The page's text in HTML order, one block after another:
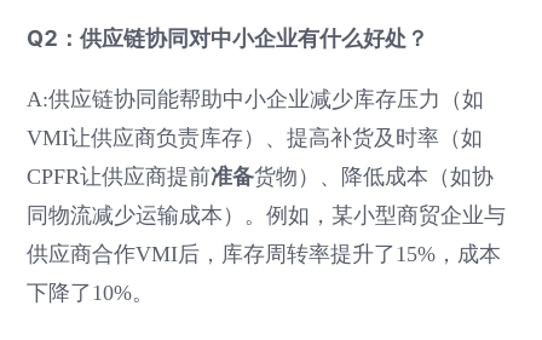
Q2：供应链协同对中小企业有什么好处？
A:供应链协同能帮助中小企业减少库存压力（如
VMI让供应商负责库存）、提高补货及时率（如
CPFR让供应商提前准备货物）、降低成本（如协
同物流减少运输成本）。例如，某小型商贸企业与
供应商合作VMI后，库存周转率提升了15%，成本
下降了10%。